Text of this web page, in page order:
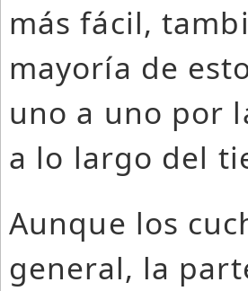
más fácil,
mayoría de
uno a uno por
a lo largo del
Aunque los
general, la